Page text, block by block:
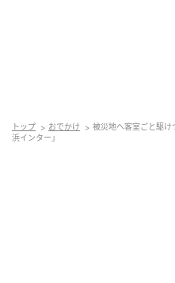
アクセス：北陸自動車
トップ おでかけ
被災地へ客室ごと駆
浜インター」